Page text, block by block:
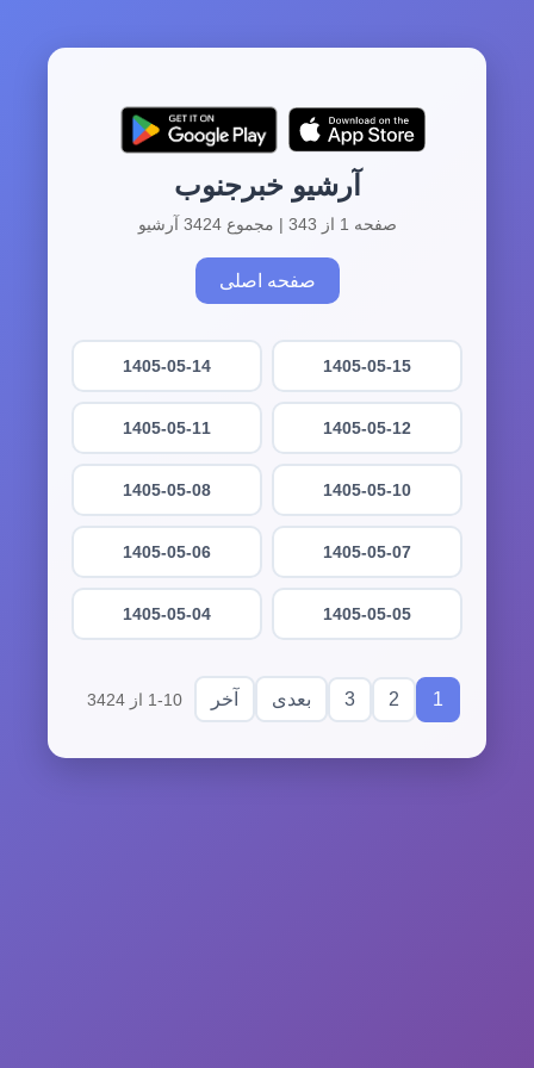
آرشیو خبرجنوب
صفحه 1 از 343 | مجموع 3424 آرشیو
صفحه اصلی
1405-05-15
1405-05-14
1405-05-12
1405-05-11
1405-05-10
1405-05-08
1405-05-07
1405-05-06
1405-05-05
1405-05-04
1
2
3 بعدی آخر 1-10 از 3424